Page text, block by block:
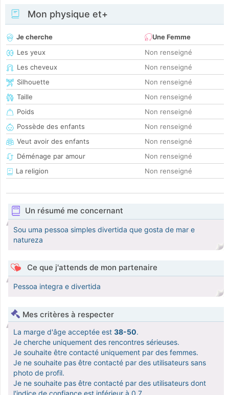
Mon physique et+
Je cherche
Une Femme
Les yeux
Non renseigné
Les cheveux
Non renseigné
Silhouette
Non renseigné
Taille
Non renseigné
Poids
Non renseigné
Possède des enfants
Non renseigné
Veut avoir des enfants
Non renseigné
Déménage par amour
Non renseigné
La religion
Non renseigné
Un résumé me concernant
Sou uma pessoa simples divertida que gosta de mar e
natureza
Ce que j'attends de mon partenaire
Pessoa integra e divertida
Mes critères à respecter
La marge d'âge acceptée est 38-50.
Je cherche uniquement des rencontres sérieuses.
Je souhaite être contacté uniquement par des femmes.
Je ne souhaite pas être contacté par des utilisateurs sans
photo de profil.
Je ne souhaite pas être contacté par des utilisateurs dont